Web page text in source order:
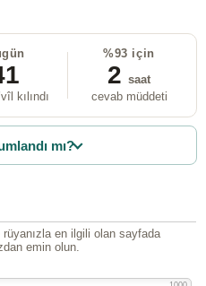
kılındı
%93 için
2 saat
cevab müddeti
mı?
rüyanızla en ilgili olan sayfada
emin olun.